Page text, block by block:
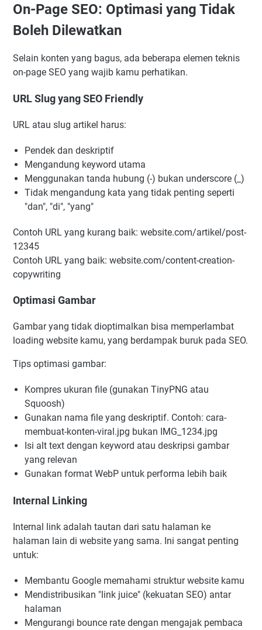
On-Page SEO: Optimasi yang Tidak
Boleh Dilewatkan
Selain konten yang bagus, ada beberapa elemen teknis
on-page SEO yang wajib kamu perhatikan.
URL Slug yang SEO Friendly
URL atau slug artikel harus:
Pendek dan deskriptif
Mengandung keyword utama
Menggunakan tanda hubung (-) bukan underscore (_)
Tidak mengandung kata yang tidak penting seperti
"dan", "di", "yang"
Contoh URL yang kurang baik: website.com/artikel/post-
12345
Contoh URL yang baik: website.com/content-creation-
copywriting
Optimasi Gambar
Gambar yang tidak dioptimalkan bisa memperlambat
loading website kamu, yang berdampak buruk pada SEO.
Tips optimasi gambar:
Kompres ukuran file (gunakan TinyPNG atau
Squoosh)
Gunakan nama file yang deskriptif. Contoh: cara-
membuat-konten-viral.jpg bukan IMG_1234.jpg
Isi alt text dengan keyword atau deskripsi gambar
yang relevan
Gunakan format WebP untuk performa lebih baik
Internal Linking
Internal link adalah tautan dari satu halaman ke
halaman lain di website yang sama. Ini sangat penting
untuk:
Membantu Google memahami struktur website kamu
Mendistribusikan "link juice" (kekuatan SEO) antar
halaman
Mengurangi bounce rate dengan mengajak pembaca